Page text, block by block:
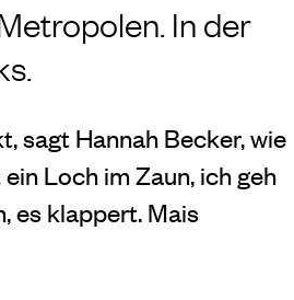
In der
sagt Hannah Becker, wie
Loch im Zaun, ich geh
es klappert. Mais